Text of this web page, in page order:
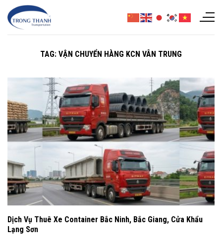
Chuyển
đến
TAG: VẬN CHUYỂN HÀNG KCN VÂN TRUNG
Dịch Vụ Thuê Xe Container Bắc Ninh, Bắc Giang, Cửa Khẩu
Lạng Sơn